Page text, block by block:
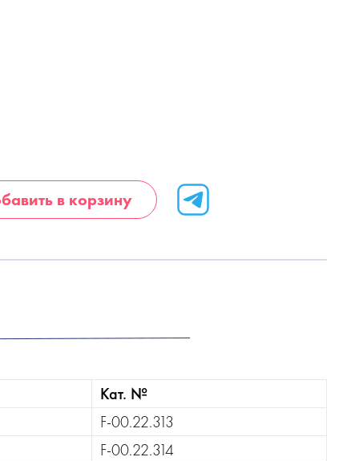
в корзину
Кат. №
F-00.22.313
F-00.22.314